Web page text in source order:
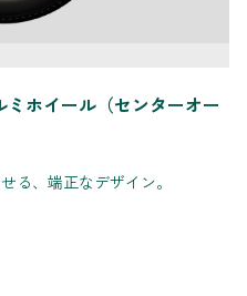
ホイール（センターオー
る、端正なデザイン。